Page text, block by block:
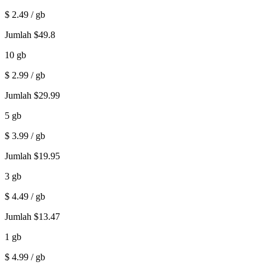
$ 2.49 / gb
Jumlah $49.8
10 gb
$ 2.99 / gb
Jumlah $29.99
5 gb
$ 3.99 / gb
Jumlah $19.95
3 gb
$ 4.49 / gb
Jumlah $13.47
1 gb
$ 4.99 / gb